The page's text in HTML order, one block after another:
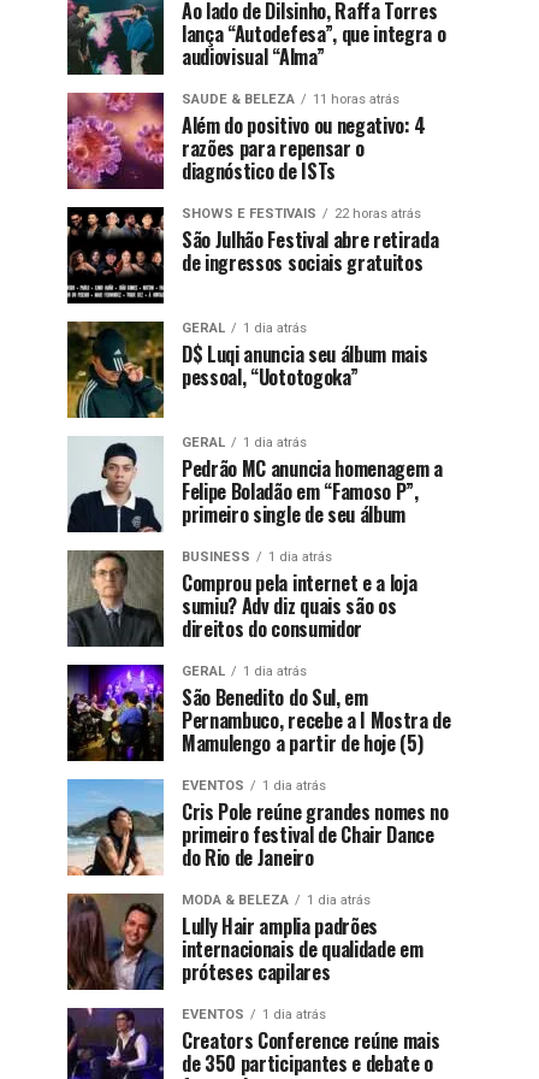
Ao lado de Dilsinho, Raffa Torres
lança “Autodefesa”, que integra o
audiovisual “Alma”
SAUDE & BELEZA 11 horas atrás
Além do positivo ou negativo: 4
razões para repensar o
diagnóstico de ISTs
SHOWS E FESTIVAIS 22 horas atrás
São Julhão Festival abre retirada
de ingressos sociais gratuitos
GERAL 1 dia atrás
D$ Luqi anuncia seu álbum mais
pessoal, “Uototogoka”
GERAL 1 dia atrás
Pedrão MC anuncia homenagem a
Felipe Boladão em “Famoso P”,
primeiro single de seu álbum
BUSINESS 1 dia atrás
Comprou pela internet e a loja
sumiu? Adv diz quais são os
direitos do consumidor
GERAL 1 dia atrás
São Benedito do Sul, em
Pernambuco, recebe a I Mostra de
Mamulengo a partir de hoje (5)
EVENTOS 1 dia atrás
Cris Pole reúne grandes nomes no
primeiro festival de Chair Dance
do Rio de Janeiro
MODA & BELEZA 1 dia atrás
Lully Hair amplia padrões
internacionais de qualidade em
próteses capilares
EVENTOS 1 dia atrás
Creators Conference reúne mais
de 350 participantes e debate o